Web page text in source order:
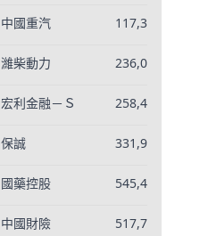
中國重汽 117,356
濰柴動力 236,022
宏利金融－Ｓ 258,407
保誠 331,919
國藥控股 545,461
中國財險 517,702